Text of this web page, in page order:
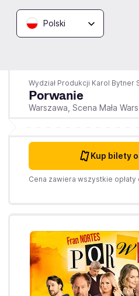
Polski
Wydział Produkcji Karol Bytner
Porwanie
Warszawa, Scena Mała
Kup bilety
Cena zawiera wszystkie